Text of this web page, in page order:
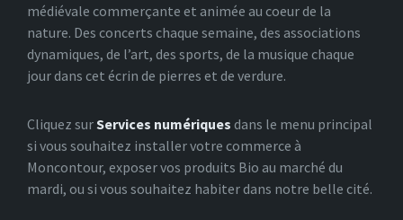
médiévale commerçante et animée au coeur de la
nature. Des concerts chaque semaine, des associations
dynamiques, de l’art, des sports, de la musique chaque
jour dans cet écrin de pierres et de verdure.
Cliquez surServices numériques dans le menu principal
si vous souhaitez installer votre commerce à
Moncontour, exposer vos produits Bio au marché du
mardi, ou si vous souhaitez habiter dans notre belle cité.